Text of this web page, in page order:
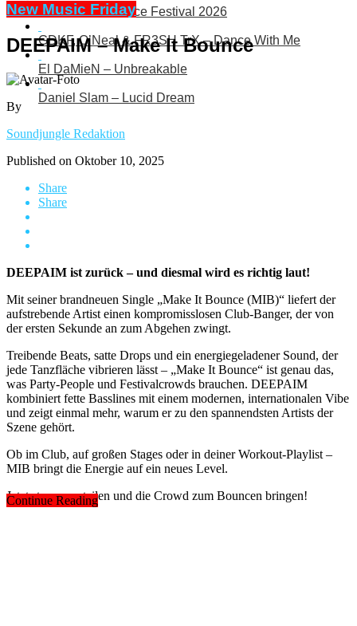
Electric Sea Dance Festival 2026
GDKF, O’Neal & FR3SH TrX – Dance With Me
El DaMieN – Unbreakable
Daniel Slam – Lucid Dream
New Music Friday
DEEPAIM – Make It Bounce
By
Soundjungle Redaktion
Published on Oktober 10, 2025
Share
Share
DEEPAIM ist zurück – und diesmal wird es richtig laut!
Mit seiner brandneuen Single „Make It Bounce (MIB)“ liefert der
aufstrebende Artist einen kompromisslosen Club-Banger, der von
der ersten Sekunde an zum Abgehen zwingt.
Treibende Beats, satte Drops und ein energiegeladener Sound, der
jede Tanzfläche vibrieren lässt – „Make It Bounce“ ist genau das,
was Party-People und Festivalcrowds brauchen. DEEPAIM
kombiniert fette Basslines mit einem modernen, internationalen Vibe
und zeigt einmal mehr, warum er zu den spannendsten Artists der
Szene gehört.
Ob im Club, auf großen Stages oder in deiner Workout-Playlist –
MIB bringt die Energie auf ein neues Level.
Jetzt streamen, teilen und die Crowd zum Bouncen bringen!
Continue Reading